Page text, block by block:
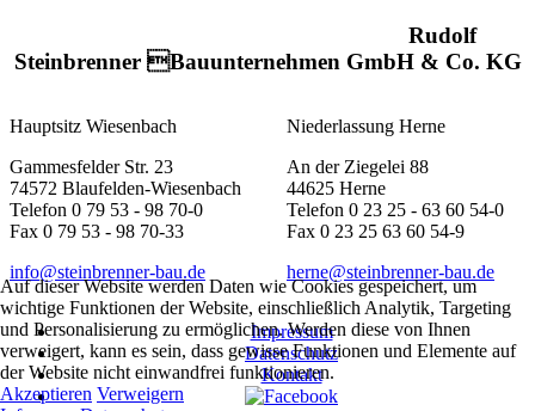
Rudolf
Steinbrenner Bauunternehmen GmbH & Co. KG
Hauptsitz Wiesenbach
Gammesfelder Str. 23
74572 Blaufelden-Wiesenbach
Telefon 0 79 53 - 98 70-0
Fax 0 79 53 - 98 70-33
info@steinbrenner-bau.de
Niederlassung Herne
An der Ziegelei 88
44625 Herne
Telefon 0 23 25 - 63 60 54-0
Fax 0 23 25 63 60 54-9
herne@steinbrenner-bau.de
Impressum
Datenschutz
Kontakt
Auf dieser Website werden Daten wie Cookies gespeichert, um
wichtige Funktionen der Website, einschließlich Analytik, Targeting
und Personalisierung zu ermöglichen. Werden diese von Ihnen
verweigert, kann es sein, dass gewisse Funktionen und Elemente auf
der Website nicht einwandfrei funktionieren.
Akzeptieren Verweigern